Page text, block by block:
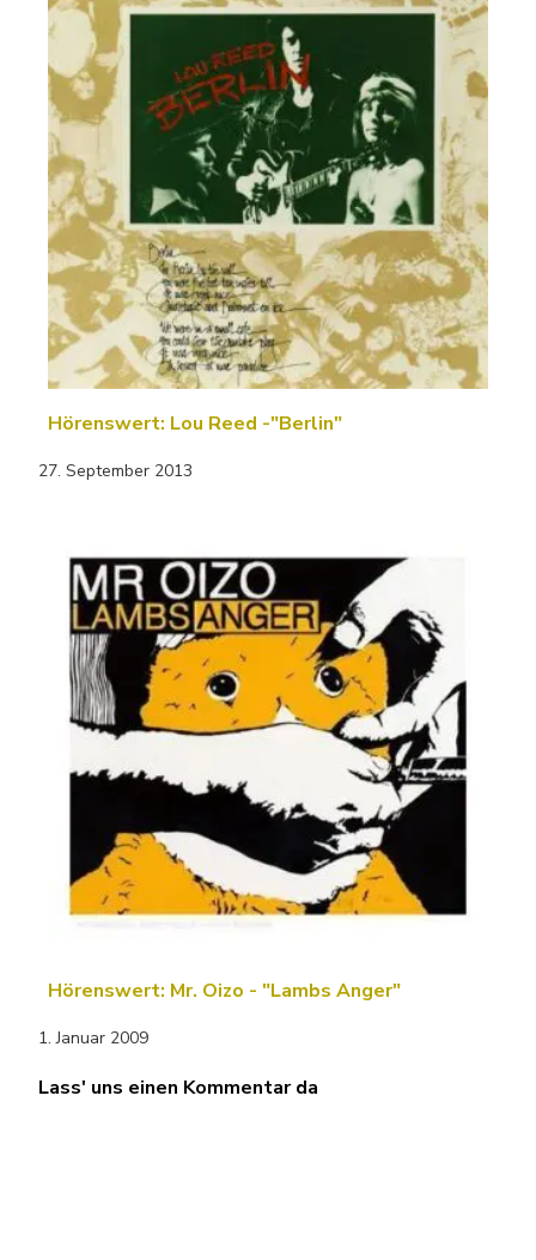
Hörenswert: Lou Reed -"Berlin"
27. September 2013
Hörenswert: Mr. Oizo - "Lambs Anger"
1. Januar 2009
Lass' uns einen Kommentar da